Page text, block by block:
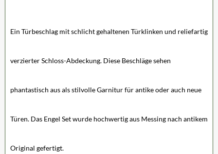
Ein Türbeschlag mit schlicht gehaltenen Türklinken und reliefartig
verzierter Schloss-Abdeckung. Diese Beschläge sehen
phantastisch aus als stilvolle Garnitur für antike oder auch neue
Türen. Das Engel Set wurde hochwertig aus Messing nach antikem
Original gefertigt.